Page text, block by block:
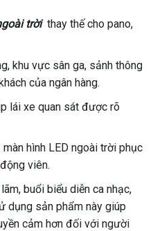
trời thay thế cho pano,
khu vực sân ga, sảnh thông
của ngân hàng.
lái xe quan sát được rõ
hình LED ngoài trời phục
viên.
buổi biểu diễn ca nhạc,
dụng sản phẩm này giúp
cảm hơn đối với người